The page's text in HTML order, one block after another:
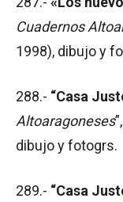
Cuadernos
1998), dibujo y
288.- “Casa
Altoaragoneses
dibujo y fotogrs.
289.- “Casa